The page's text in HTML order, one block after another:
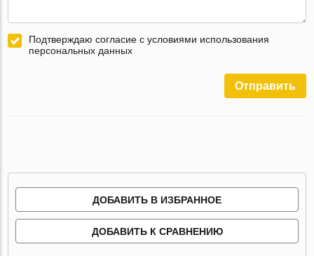
Подтверждаю согласие с условиями использования
персональных данных
Отправить
ДОБАВИТЬ В ИЗБРАННОЕ
ДОБАВИТЬ К СРАВНЕНИЮ